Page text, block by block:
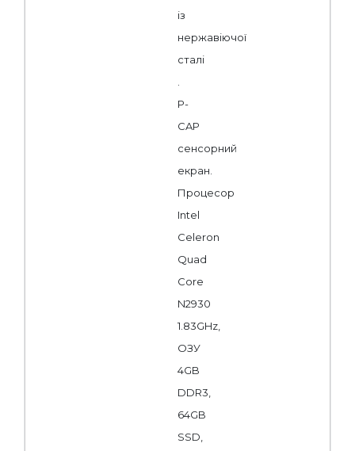
із
нержавіючої
сталі
P-
CAP
сенсорний
екран.
Процесор
Intel
Celeron
Quad
Core
N2930
1.83GHz,
ОЗУ
4GB
DDR3,
64GB
SSD,